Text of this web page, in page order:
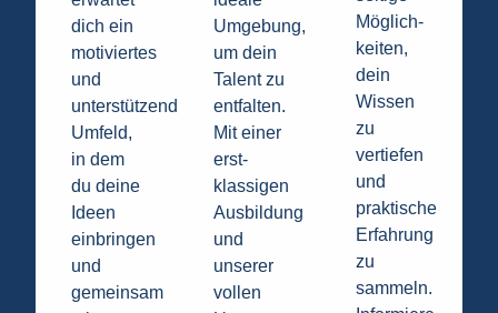
dich ein
motiviertes
und
unterstützendes
Umfeld,
in dem
du deine
Ideen
einbringen
und
gemeinsam
Umgebung,
um dein
Talent zu
entfalten.
Mit einer
erst­
klassigen
Ausbildung
und
unserer
vollen
Möglich­
keiten,
dein
Wissen
zu
vertiefen
und
praktische
Erfahrung
zu
sammeln.